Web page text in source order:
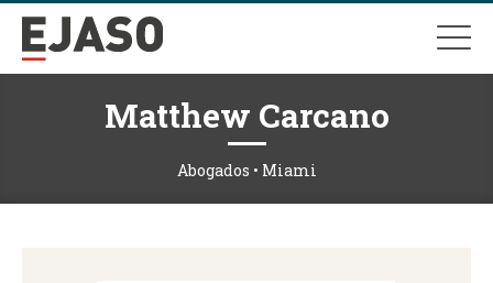
Matthew Carcano
Abogados • Miami